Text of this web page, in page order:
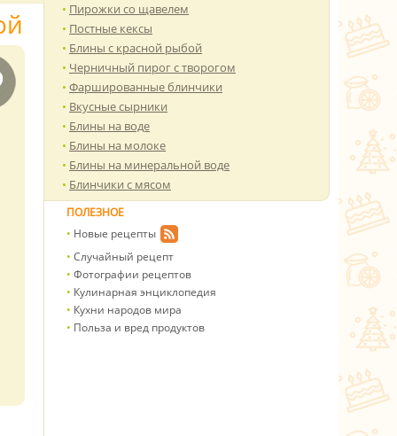
Пирожки со щавелем
Постные кексы
Блины с красной рыбой
Черничный пирог с творогом
Фаршированные блинчики
Вкусные сырники
Блины на воде
Блины на молоке
Блины на минеральной воде
Блинчики с мясом
ПОЛЕЗНОЕ
Новые рецепты
Случайный рецепт
Фотографии рецептов
Кулинарная энциклопедия
Кухни народов мира
Польза и вред продуктов